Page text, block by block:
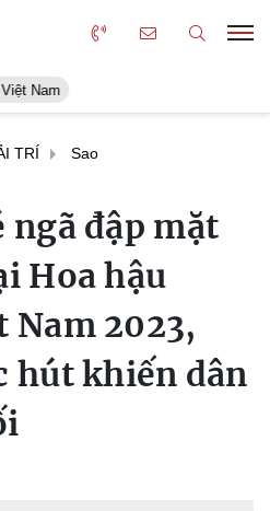
Nam
TRÍ Sao
ngã đập mặt
Hoa hậu
Nam 2023,
hút khiến dân